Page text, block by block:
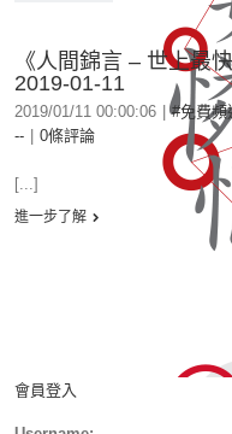
《人間錦言 – 世上最
2019-01-11
2019/01/11 00:00:06 #免費頻
--
0條評論
[...]
進一步了解
會員登入